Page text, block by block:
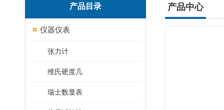
产品目录
仪器仪表
张力计
维氏硬度几
瑞士数显表
产品中心